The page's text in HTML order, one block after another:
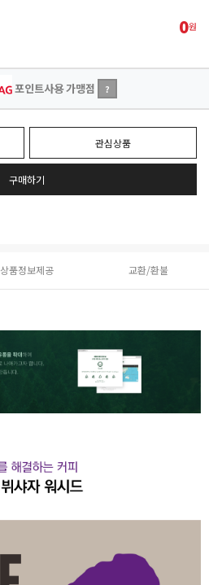
0원
포인트사용 가맹점 ?
관심상품
구매하기
상품정보제공 교환/환불